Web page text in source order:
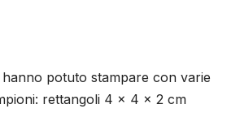
potuto stampare con varie
rettangoli 4 × 4 × 2 cm